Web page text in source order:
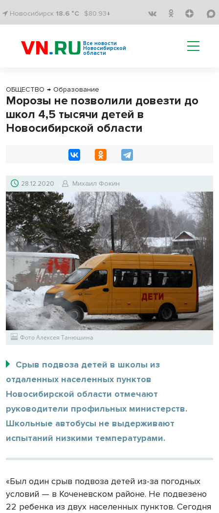
Новосибирск 18.6 °C $80.93↓
Все новости
Новосибирской
области
ОБЩЕСТВО → Образование
Морозы не позволили довезти до
школ 4,5 тысячи детей в
Новосибирской области
28.12.2020 Михаил Фокин
Фото Алексея Танюшина
Срыв подвоза детей в школы из
отдаленных населенных пунктов
Новосибирской области отмечают
руководители профильных министерств.
Школьные автобусы не выдерживают
испытаний низкими температурами.
«Был один срыв подвоза детей из-за погодных
условий — в Коченевском районе. Не подвезено
22 ребенка из двух населенных пунктов. Сегодня